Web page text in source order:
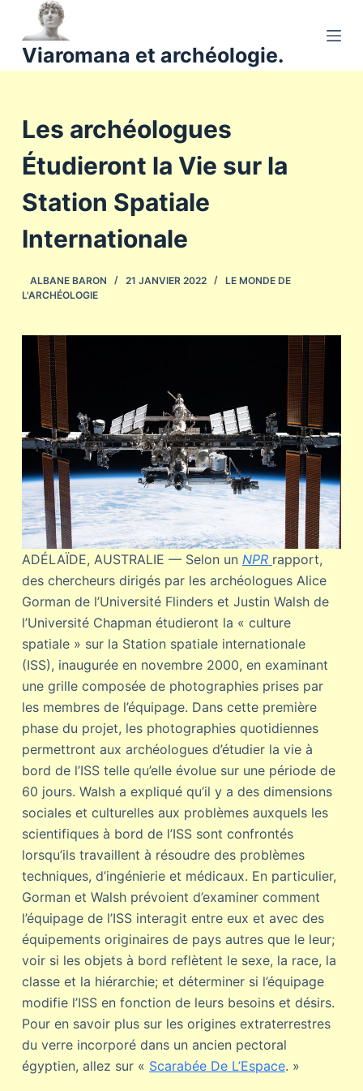
a
o
n
n
Viaromana et archéologie.
Les archéologues
Étudieront la Vie sur la
Station Spatiale
Internationale
ALBANE BARON 21 JANVIER 2022
LE MONDE DE
L'ARCHÉOLOGIE
ADÉLAÏDE, AUSTRALIE — Selon un NPR rapport,
des chercheurs dirigés par les archéologues Alice
Gorman de l’Université Flinders et Justin Walsh de
l’Université Chapman étudieront la « culture
spatiale » sur la Station spatiale internationale
(ISS), inaugurée en novembre 2000, en examinant
une grille composée de photographies prises par
les membres de l’équipage. Dans cette première
phase du projet, les photographies quotidiennes
permettront aux archéologues d’étudier la vie à
bord de l’ISS telle qu’elle évolue sur une période de
60 jours. Walsh a expliqué qu’il y a des dimensions
sociales et culturelles aux problèmes auxquels les
scientifiques à bord de l’ISS sont confrontés
lorsqu’ils travaillent à résoudre des problèmes
techniques, d’ingénierie et médicaux. En particulier,
Gorman et Walsh prévoient d’examiner comment
l’équipage de l’ISS interagit entre eux et avec des
équipements originaires de pays autres que le leur;
voir si les objets à bord reflètent le sexe, la race, la
classe et la hiérarchie; et déterminer si l’équipage
modifie l’ISS en fonction de leurs besoins et désirs.
Pour en savoir plus sur les origines extraterrestres
du verre incorporé dans un ancien pectoral
égyptien, allez sur « Scarabée De L’Espace. »